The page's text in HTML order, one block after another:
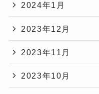
2024年1月
2023年12月
2023年11月
2023年10月